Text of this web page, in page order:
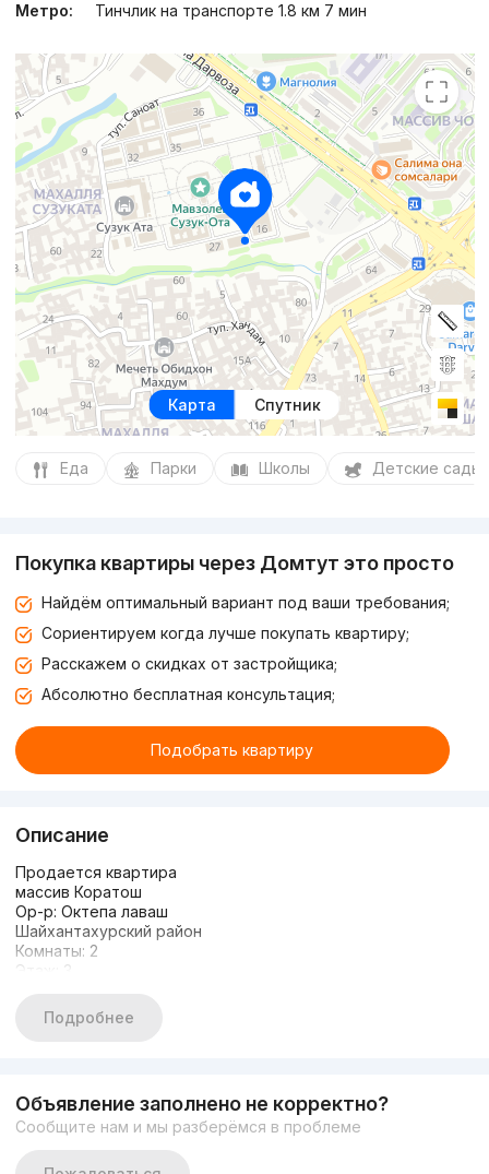
Метро:
Тинчлик на транспорте 1.8 км 7 мин
Карта Спутник
Еда Парки Школы Детские сады
Покупка квартиры через Домтут это просто
Найдём оптимальный вариант под ваши требования;
Сориентируем когда лучше покупать квартиру;
Расскажем о скидках от застройщика;
Абсолютно бесплатная консультация;
Подобрать квартиру
Описание
Продается квартира
массив Коратош
Ор-р: Октепа лаваш
Шайхантахурский район
Комнаты: 2
Этаж: 3
Общая площадь: 58м2
Состояние: Евроремонт
Подробнее
Объявление заполнено не корректно?
Сообщите нам и мы разберёмся в проблеме